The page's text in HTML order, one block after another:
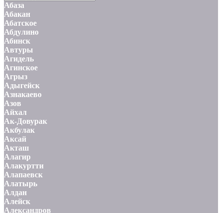
Абаза
Абакан
Абатское
Абдулино
Абинск
Автуры
Агидель
Агинское
Агрыз
Адыгейск
Азнакаево
Азов
Айхал
Ак-Довурак
Акбулак
Аксай
Акташ
Алагир
Алакуртти
Алапаевск
Алатырь
Алдан
Алейск
Александров